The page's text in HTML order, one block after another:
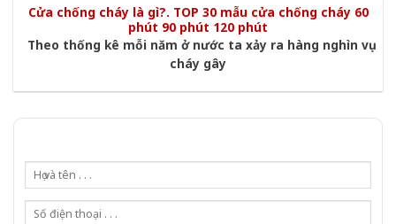
Cửa chống cháy là gì?. TOP 30 mẫu cửa chống cháy 60
phút 90 phút 120 phút
Theo thống kê mỗi năm ở nước ta xảy ra hàng nghìn vụ
cháy gây